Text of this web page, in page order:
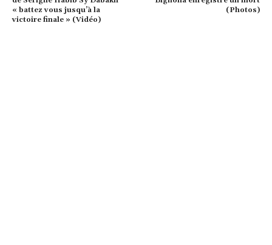
« battez vous jusqu’à la
victoire finale » (Vidéo)
(Photos)